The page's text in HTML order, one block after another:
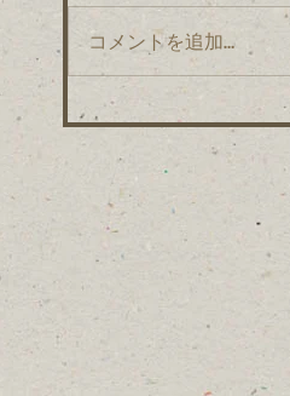
コメントを追加…